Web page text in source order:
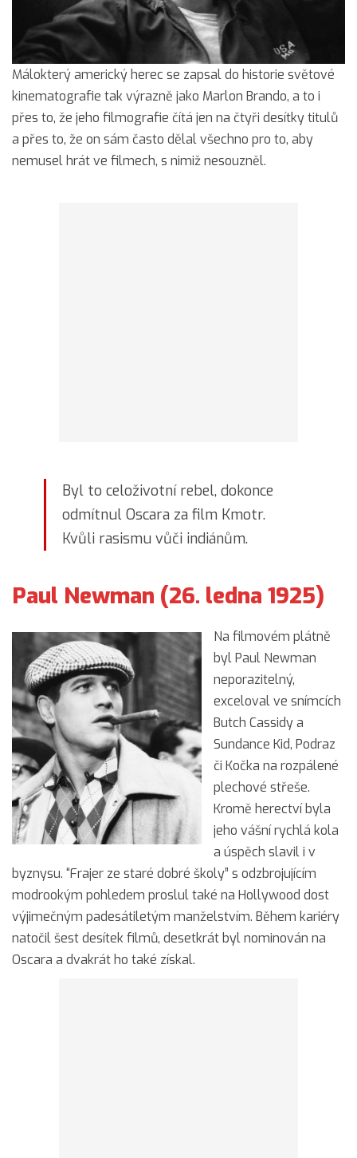
Málokterý americký herec se zapsal do historie světové
kinematografie tak výrazně jako Marlon Brando, a to i
přes to, že jeho filmografie čítá jen na čtyři desítky titulů
a přes to, že on sám často dělal všechno pro to, aby
nemusel hrát ve filmech, s nimiž nesouzněl.
Byl to celoživotní rebel, dokonce
odmítnul Oscara za film Kmotr.
Kvůli rasismu vůči indiánům.
Paul Newman (26. ledna 1925)
Na filmovém plátně
byl Paul Newman
neporazitelný,
exceloval ve snímcích
Butch Cassidy a
Sundance Kid, Podraz
či Kočka na rozpálené
plechové střeše.
Kromě herectví byla
jeho vášní rychlá kola
a úspěch slavil i v
byznysu. “Frajer ze staré dobré školy” s odzbrojujícím
modrookým pohledem proslul také na Hollywood dost
výjimečným padesátiletým manželstvím. Během kariéry
natočil šest desítek filmů, desetkrát byl nominován na
Oscara a dvakrát ho také získal.